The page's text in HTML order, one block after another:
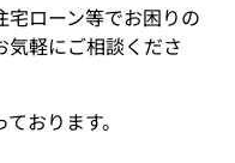
ローン等でお困りの
軽にご相談くださ
おります。